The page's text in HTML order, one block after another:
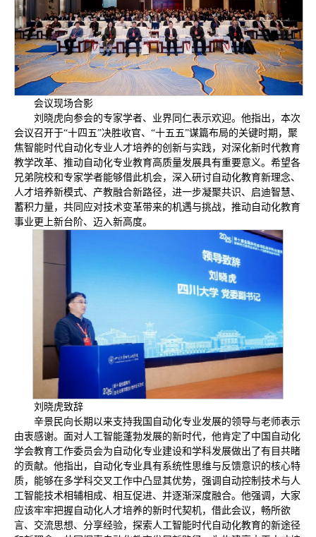
会议现场合影
刘晓虎向参会的专家学者、业界同仁表示欢迎。他指出，本次
会议召开于“十四五”决胜收官、“十五五”谋篇布局的关键时期，聚
焦智能时代自动化专业人才培养的创新与实践，对深化新时代教育
教学改革、推动自动化专业教育高质量发展具有重要意义。希望各
兄弟院校和专家学者能够借此机会，深入研讨自动化教育新理念、
人才培养新模式、产教融合新路径，进一步凝聚共识、启迪智慧、
蓄积力量，共同应对技术变革带来的机遇与挑战，推动自动化教育
事业更上新台阶、迈入新高度。
刘晓虎致辞
辛景民向长期以来支持我国自动化专业发展的领导与老师表示
由衷感谢。面对人工智能蓬勃发展的新时代，他肯定了中国自动化
学会教育工作委员会为自动化专业建设和学科发展做出了有目共睹
的贡献。他指出，自动化专业具有系统性思维与反馈意识的核心特
质，能够在多学科交叉工作中凸显其优势，强调自动控制技术与人
工智能技术相辅相成、相互促进、并逐渐深度融合。他强调，大家
应该牢牢把握自动化人才培养的新时代契机，借此会议，畅所欲
言、交流思想、分享经验，探索人工智能时代自动化教育的新途径